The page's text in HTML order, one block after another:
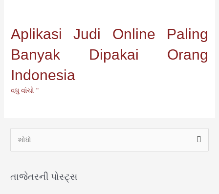
Aplikasi Judi Online Paling
Banyak Dipakai Orang
Indonesia
વધુ વાંચો "
ધો
તાજેતરની પોસ્ટ્સ